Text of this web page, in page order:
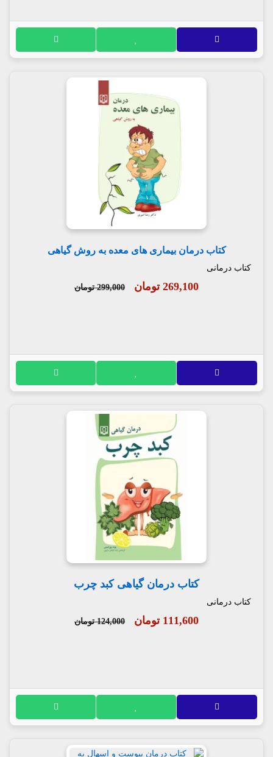
کتاب درمان بیماری های معده به روش گیاهی
کتاب درمانی
269,100 تومان 299,000 تومان
کتاب درمان گیاهی کبد چرب
کتاب درمانی
111,600 تومان 124,000 تومان